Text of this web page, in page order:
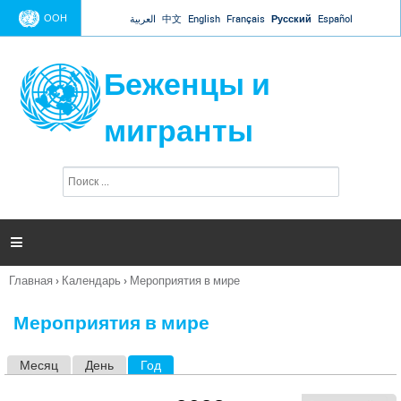
Jump to navigation
ООН العربية 中文 English Français Русский Español
Беженцы и
мигранты
п
и

Вы
Главная › Календарь › Мероприятия в мире
Мероприятия в мире
Месяц День Год